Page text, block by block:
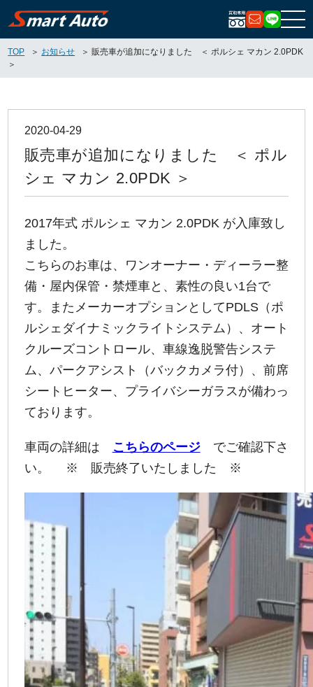
お問い合
LINE
TOP お知らせ
販売車が追加になりました ＜ ポルシェ マカン 2.0PDK
＞
2020-04-29
販売車が追加になりました ＜ ポル
シェ マカン 2.0PDK ＞
2017年式 ポルシェ マカン 2.0PDK が入庫致し
ました。
こちらのお車は、ワンオーナー・ディーラー整
備・屋内保管・禁煙車と、素性の良い1台で
す。またメーカーオプションとしてPDLS（ポ
ルシェダイナミックライトシステム）、オート
クルーズコントロール、車線逸脱警告システ
ム、パークアシスト（バックカメラ付）、前席
シートヒーター、プライバシーガラスが備わっ
ております。
車両の詳細は こちらのページでご確認下さ
い。 ※ 販売終了いたしました ※